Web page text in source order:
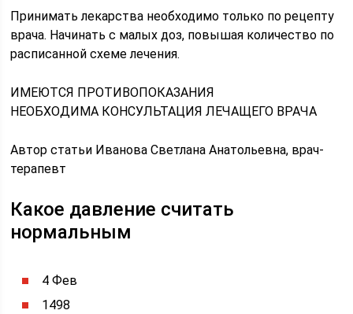
Принимать лекарства необходимо только по рецепту
врача. Начинать с малых доз, повышая количество по
расписанной схеме лечения.
ИМЕЮТСЯ ПРОТИВОПОКАЗАНИЯ
НЕОБХОДИМА КОНСУЛЬТАЦИЯ ЛЕЧАЩЕГО ВРАЧА
Автор статьи Иванова Светлана Анатольевна, врач-
терапевт
Какое давление считать
нормальным
4 Фев
1498